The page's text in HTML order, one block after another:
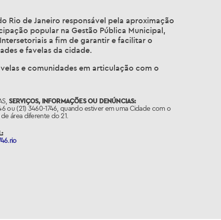
Rio de Janeiro responsável pela aproximação
popular na Gestão Pública Municipal,
a fim de garantir e facilitar o
e favelas da cidade.
e comunidades em articulação com o
SERVIÇOS, INFORMAÇÕES OU DENÚNCIAS:
ou (21) 3460-1746, quando estiver em uma Cidade com o
área diferente do 21.